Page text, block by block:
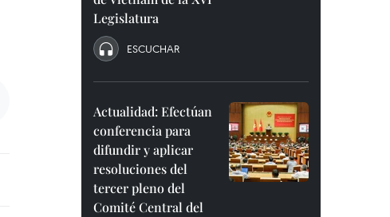
Legislatura
ESCUCHAR
Actualidad: Efectúan
conferencia para
difundir y aplicar
resoluciones del
tercer pleno del
Comité Central del